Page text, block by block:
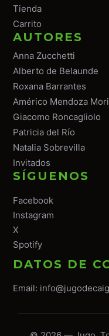
Tienda
Carrito
AUTORES
Anna Zucchetti
Alberto de Belaunde
Roxana Barrantes
Américo Mendoza Mori
Giacomo Roncagliolo
Patricia del Río
Natalia Sobrevilla
Invitados
SÍGUENOS
Facebook
Instagram
X
Spotify
DATOS DE
Email: